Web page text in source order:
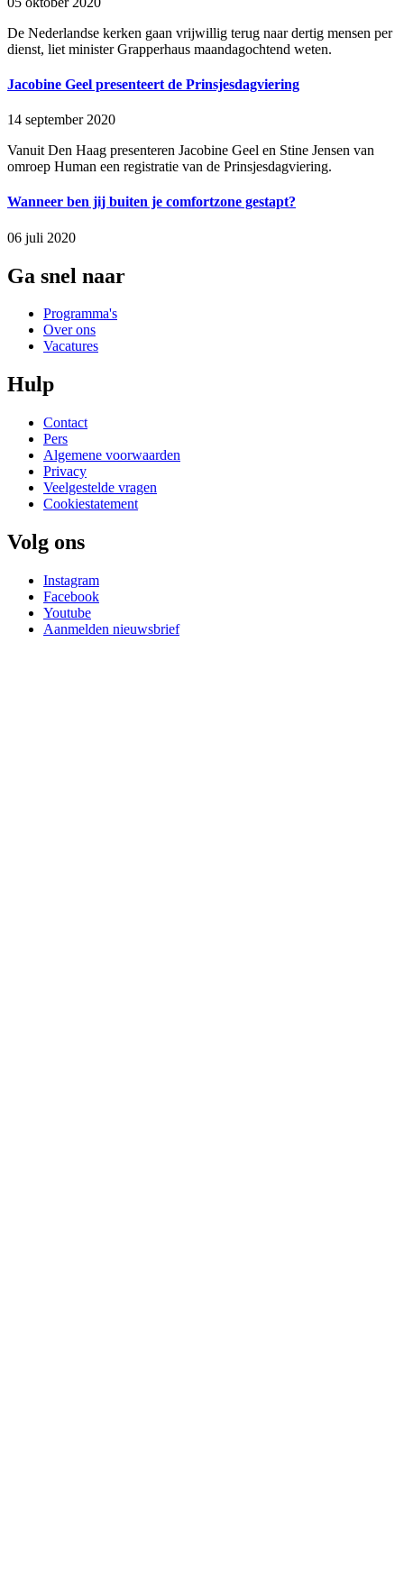
De Nederlandse kerken gaan vrijwillig terug naar dertig mensen per
dienst, liet minister Grapperhaus maandagochtend weten.
Jacobine Geel presenteert de Prinsjesdagviering
14 september 2020
Vanuit Den Haag presenteren Jacobine Geel en Stine Jensen van
omroep Human een registratie van de Prinsjesdagviering.
Wanneer ben jij buiten je comfortzone gestapt?
06 juli 2020
Ga snel naar
Programma's
Over ons
Vacatures
Hulp
Contact
Pers
Algemene voorwaarden
Privacy
Veelgestelde vragen
Cookiestatement
Volg ons
Instagram
Facebook
Youtube
Aanmelden nieuwsbrief